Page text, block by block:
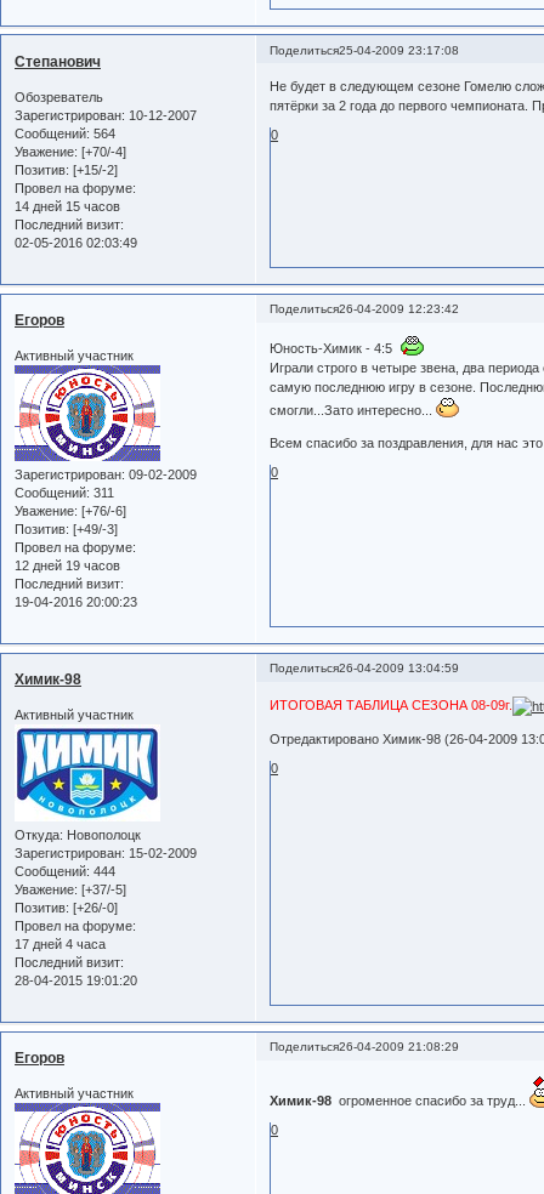
Поделиться25-04-2009 23:17:08
Степанович
Обозреватель
Зарегистрирован: 10-12-2007
Сообщений: 564
Уважение: [+70/-4]
Позитив: [+15/-2]
Провел на форуме:
14 дней 15 часов
Последний визит:
02-05-2016 02:03:49
Не будет в следующем сезоне Гомелю
пятёрки за 2 года до первого чемпионата.
0
Поделиться26-04-2009 12:23:42
Егоров
Активный участник
Зарегистрирован: 09-02-2009
Сообщений: 311
Уважение: [+76/-6]
Позитив: [+49/-3]
Провел на форуме:
12 дней 19 часов
Последний визит:
19-04-2016 20:00:23
Юность-Химик - 4:5
Играли строго в четыре звена, два
самую последнюю игру в сезоне.
смогли...Зато интересно...
Всем спасибо за поздравления, для нас
0
Поделиться26-04-2009 13:04:59
Химик-98
Активный участник
Откуда: Новополоцк
Зарегистрирован: 15-02-2009
Сообщений: 444
Уважение: [+37/-5]
Позитив: [+26/-0]
Провел на форуме:
17 дней 4 часа
Последний визит:
28-04-2015 19:01:20
ИТОГОВАЯ ТАБЛИЦА СЕЗОНА 08-09г.
Отредактировано Химик-98 (26-04-2009
0
Поделиться26-04-2009 21:08:29
Егоров
Активный участник Химик-98 огроменное спасибо за труд...
0